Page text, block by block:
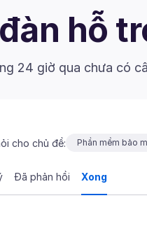
hỗ
24 giờ qua chưa có
cho chủ đề: Phần mềm bảo
Đã phản hồi Xong